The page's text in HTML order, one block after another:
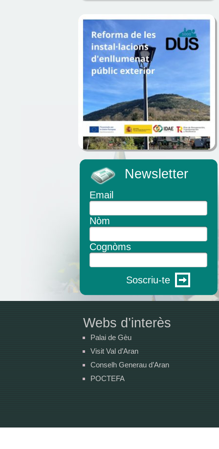
Newsletter
Email
Nòm
Cognòms
Soscriu-te
Webs d’interès
Palai de Gèu
Visit Val d’Aran
Conselh Generau d’Aran
POCTEFA